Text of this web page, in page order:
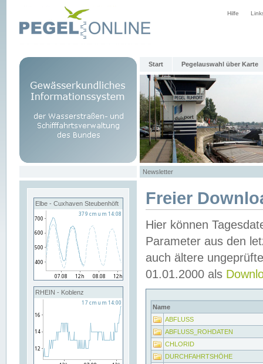
Hilfe
Start Pegelauswahl über Karte
Newsletter
Elbe - Cuxhaven Steubenhöft
RHEIN - Koblenz
Freier
Hier können
Parameter aus den
auch ältere
01.01.2000 als
Name
ABFLUSS
ABFLUSS_ROHDATEN
CHLORID
DURCHFAHRTSHÖHE